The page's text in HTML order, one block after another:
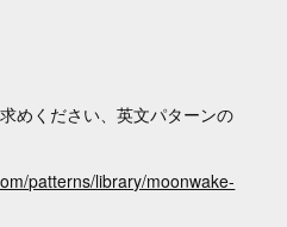
めください、英文パターンの
patterns/library/moonwake-